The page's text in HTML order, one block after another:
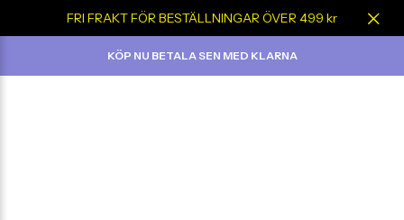
FRI FRAKT FÖR BESTÄLLNINGAR ÖVER 499 kr
KÖP NU BETALA SEN MED KLARNA